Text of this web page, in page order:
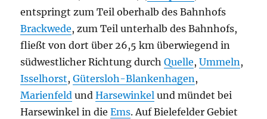
entspringt zum Teil oberhalb des Bahnhofs
Brackwede, zum Teil unterhalb des Bahnhofs,
fließt von dort über 26,5 km überwiegend in
südwestlicher Richtung durchQuelle,Ummeln,
Isselhorst,Gütersloh-Blankenhagen,
Marienfeld undHarsewinkel und mündet bei
Harsewinkel in dieEms. Auf Bielefelder Gebiet